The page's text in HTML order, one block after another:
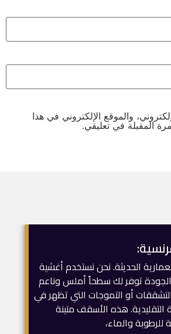
والموقع الإلكتروني في هذا
المقبلة في تعليقي.
الحديثة. نحن نستخدم أغشية
توفر لك سطحاً أملس وناعم
أو التموجات التي تظهر في
هذه الأسقف متينة
والماء،